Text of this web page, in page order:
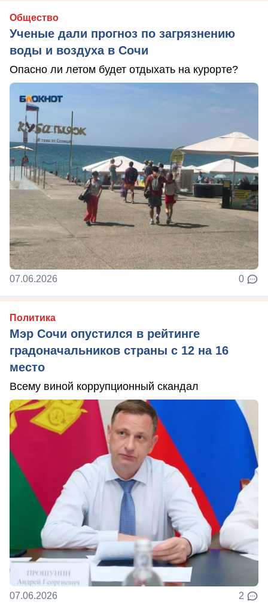
Общество
Ученые дали прогноз по загрязнению
воды и воздуха в Сочи
Опасно ли летом будет отдыхать на курорте?
07.06.2026 0
Политика
Мэр Сочи опустился в рейтинге
градоначальников страны с 12 на 16
место
Всему виной коррупционный скандал
07.06.2026 2